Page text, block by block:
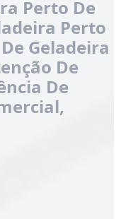
Perto De
Perto
Geladeira
De
De